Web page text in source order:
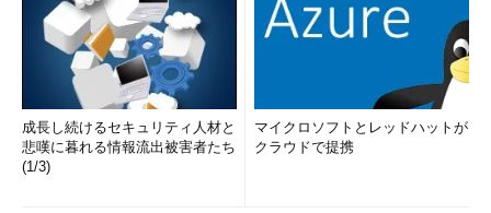
成長し続けるセキュリティ人材と
悲嘆に暮れる情報流出被害者たち
(1/3)
マイクロソフトとレッドハットが
クラウドで提携